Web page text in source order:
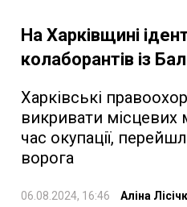
На Харківщині
колаборантів із
Харківські
викривати місцевих
час окупації,
ворога
06.08.2024, 16:46 Аліна